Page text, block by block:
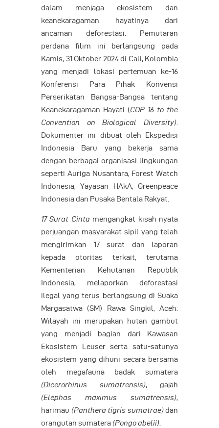
dalam menjaga ekosistem dan
keanekaragaman hayatinya dari
ancaman deforestasi. Pemutaran
perdana filim ini berlangsung pada
Kamis, 31 Oktober 2024 di Cali, Kolombia
yang menjadi lokasi pertemuan ke-16
Konferensi Para Pihak Konvensi
Perserikatan Bangsa-Bangsa tentang
Keanekaragaman Hayati (COP 16 to the
Convention on Biological Diversity)
Dokumenter ini dibuat oleh Ekspedisi
Indonesia Baru yang bekerja sama
dengan berbagai organisasi lingkungan
seperti Auriga Nusantara, Forest Watch
Indonesia, Yayasan HAkA, Greenpeace
Indonesia dan Pusaka Bentala Rakyat.
17 Surat Cintamengangkat kisah nyata
perjuangan masyarakat sipil yang telah
mengirimkan 17 surat dan laporan
kepada otoritas terkait, terutama
Kementerian Kehutanan Republik
Indonesia, melaporkan deforestasi
ilegal yang terus berlangsung di Suaka
Margasatwa (SM) Rawa Singkil, Aceh.
Wilayah ini merupakan hutan gambut
yang menjadi bagian dari Kawasan
Ekosistem Leuser serta satu-satunya
ekosistem yang dihuni secara bersama
oleh megafauna badak sumatera
(Dicerorhinus sumatrensis), gajah
(Elephas maximus sumatrensis),
harimau (Panthera tigris sumatrae)dan
orangutan sumatera(Pongo abelii)